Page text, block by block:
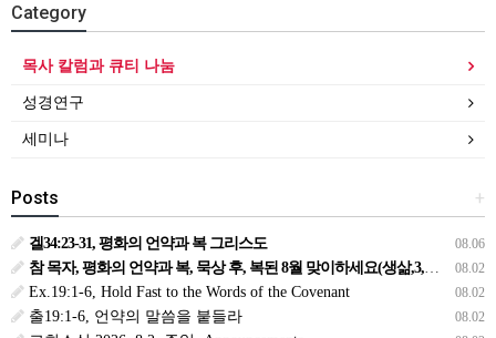
Category
목사 칼럼과 큐티 나눔
성경연구
세미나
+
Posts
08.06
겔34:23-31, 평화의 언약과 복 그리스도
08.02
참 목자, 평화의 언약과 복, 묵상 후, 복된 8월 맞이하세요(생삶,3,월) *예수생명 내생명 우리생명!
08.02
Ex.19:1-6, Hold Fast to the Words of the Covenant
08.02
출19:1-6, 언약의 말씀을 붙들라